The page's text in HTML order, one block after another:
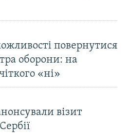
повернутися
оборони: на
«ні»
візит